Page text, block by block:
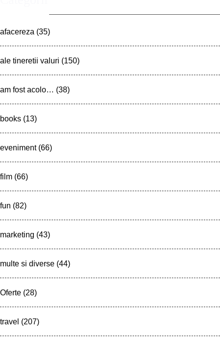
afacereza (35)
ale tineretii valuri (150)
am fost acolo… (38)
books (13)
eveniment(66)
film (66)
fun (82)
marketing (43)
multe si diverse (44)
Oferte (28)
travel (207)